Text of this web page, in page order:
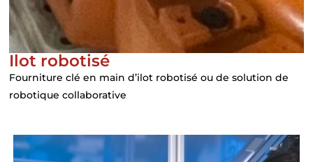
Ilot robotisé
Fourniture clé en main d’ilot robotisé ou de solution de
robotique collaborative